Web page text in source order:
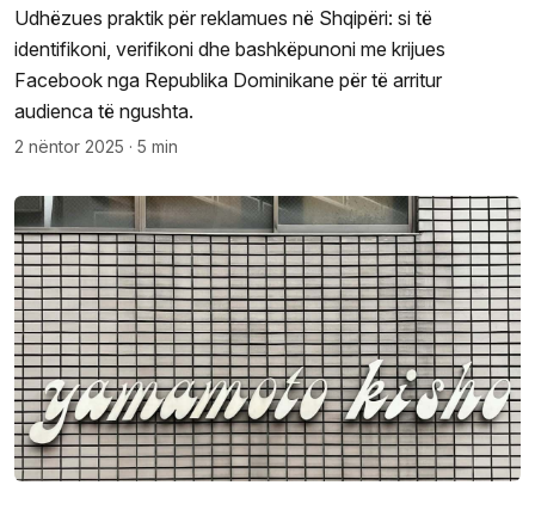
Udhëzues praktik për reklamues në Shqipëri: si të
identifikoni, verifikoni dhe bashkëpunoni me krijues
Facebook nga Republika Dominikane për të arritur
audienca të ngushta.
2 nëntor 2025 · 5 min